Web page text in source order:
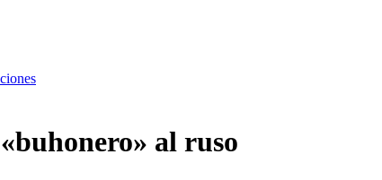
al ruso